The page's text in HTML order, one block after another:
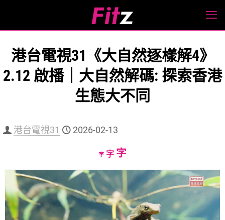
港台電視31《大自然逐樣解4》
2.12 啟播｜大自然解碼: 探索香港
生態大不同
港台電視31 2026-02-13
字Decrease
size.
字Reset
size.
字Increase
size.